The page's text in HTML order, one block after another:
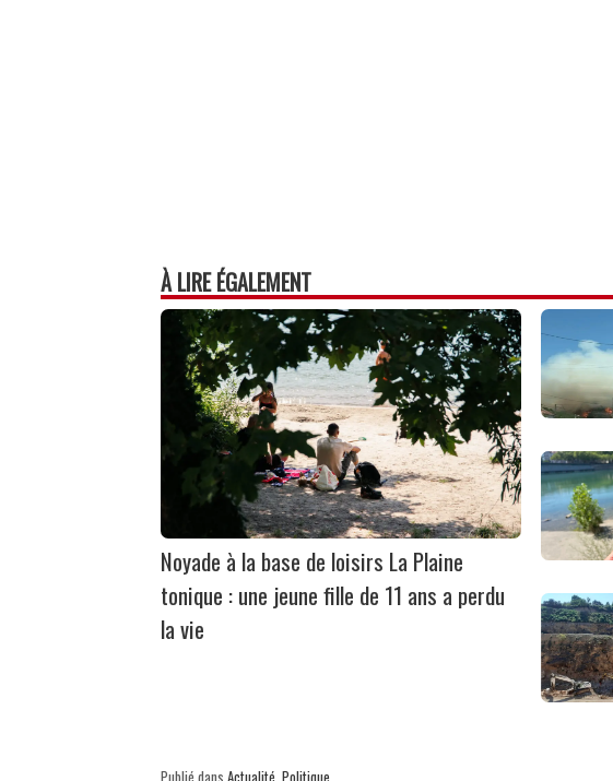
À LIRE ÉGALEMENT
Noyade à la base de loisirs La Plaine
tonique : une jeune fille de 11 ans a perdu
la vie
Publié dans Actualité Politique